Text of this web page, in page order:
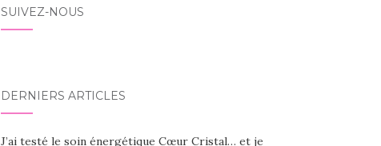
SUIVEZ-NOUS
DERNIERS ARTICLES
J’ai testé le soin énergétique Cœur Cristal… et je